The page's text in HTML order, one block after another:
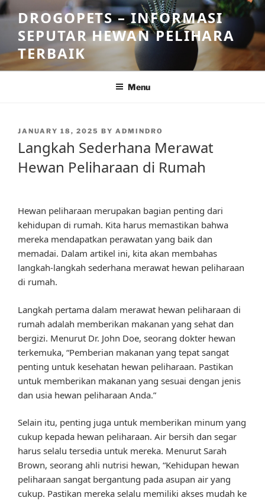
Skip
to
content
DROGOPETS – INFORMASI
SEPUTAR HEWAN PELIHARA
TERBAIK
Menu
POSTED
JANUARY 18, 2025 BY ADMINDRO
Langkah Sederhana Merawat
Hewan Peliharaan di Rumah
Hewan peliharaan merupakan bagian penting dari
kehidupan di rumah. Kita harus memastikan bahwa
mereka mendapatkan perawatan yang baik dan
memadai. Dalam artikel ini, kita akan membahas
langkah-langkah sederhana merawat hewan peliharaan
di rumah.
Langkah pertama dalam merawat hewan peliharaan di
rumah adalah memberikan makanan yang sehat dan
bergizi. Menurut Dr. John Doe, seorang dokter hewan
terkemuka, “Pemberian makanan yang tepat sangat
penting untuk kesehatan hewan peliharaan. Pastikan
untuk memberikan makanan yang sesuai dengan jenis
dan usia hewan peliharaan Anda.”
Selain itu, penting juga untuk memberikan minum yang
cukup kepada hewan peliharaan. Air bersih dan segar
harus selalu tersedia untuk mereka. Menurut Sarah
Brown, seorang ahli nutrisi hewan, “Kehidupan hewan
peliharaan sangat bergantung pada asupan air yang
cukup. Pastikan mereka selalu memiliki akses mudah ke